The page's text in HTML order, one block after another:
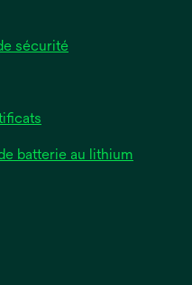
sécurité
batterie au lithium